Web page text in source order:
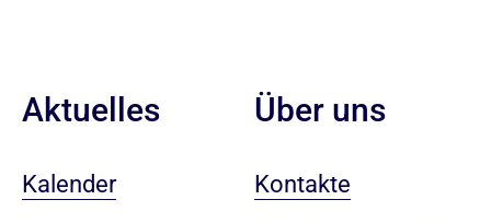
Aktuelles
Kalender
Über uns
Kontakte